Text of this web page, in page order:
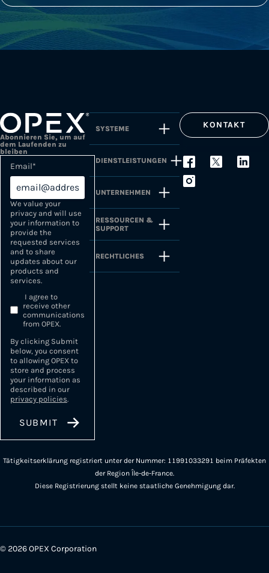
Abonnieren Sie, um auf
dem Laufenden zu
bleiben
Email*
We value your
privacy and will use
your information to
provide the
requested services
and to share
updates about our
products and
services.
I agree to
receive other
communications
from OPEX.
By clicking Submit
below, you consent
to allowing OPEX to
store and process
your information as
described in our
privacy policies.
SYSTEME
DIENSTLEISTUNGEN
UNTERNEHMEN
RESSOURCEN &
SUPPORT
RECHTLICHES
KONTAKT
Tätigkeitserklärung registriert unter der Nummer: 11991033291 beim Präfekten
der Region Île-de-France.
Diese Registrierung stellt keine staatliche Genehmigung dar.
© 2026 OPEX Corporation